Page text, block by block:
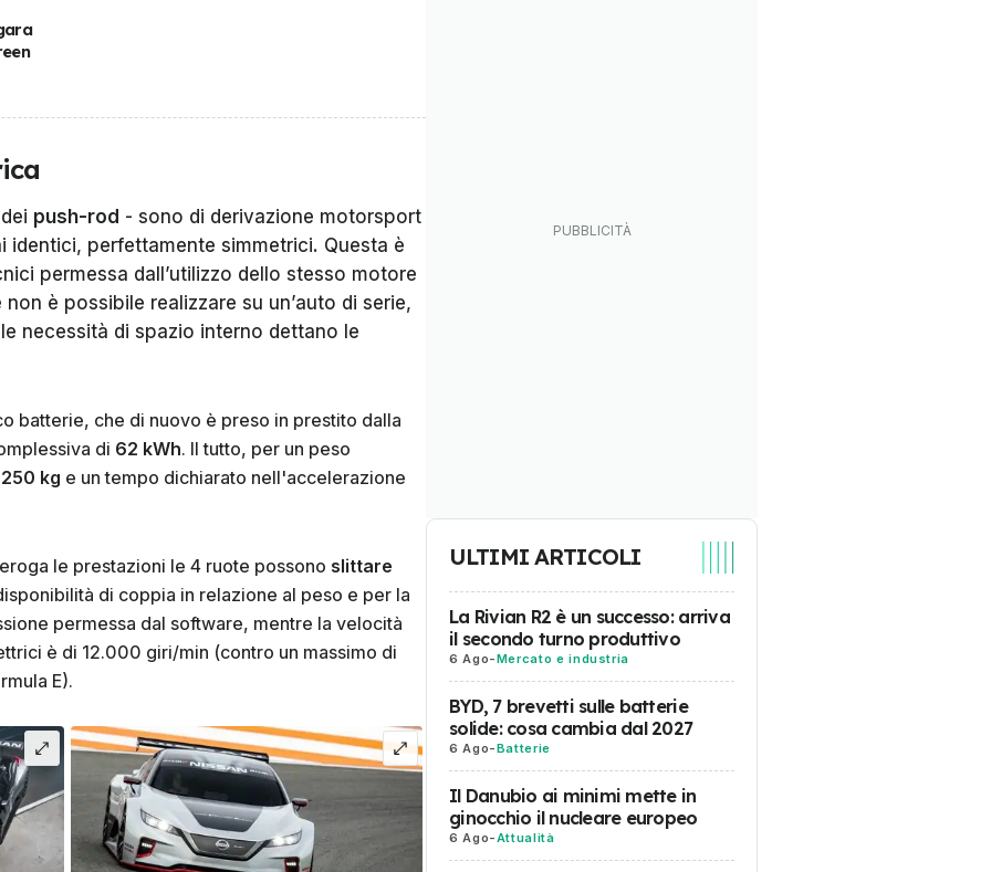
push-rod - sono di derivazione motorsport
perfettamente simmetrici. Questa è
permessa dall’utilizzo dello stesso motore
è possibile realizzare su un’auto di serie,
necessità di spazio interno dettano le
batterie, che di nuovo è preso in prestito dalla
di 62 kWh. Il tutto, per un peso
kg e un tempo dichiarato nell'accelerazione
le prestazioni le 4 ruote possono slittare
di coppia in relazione al peso e per la
permessa dal software, mentre la velocità
è di 12.000 giri/min (contro un massimo di
E).
ULTIMI ARTICOLI
La Rivian R2 è un successo: arriva
il secondo turno produttivo
6 Ago-Mercato e industria
BYD, 7 brevetti sulle batterie
solide: cosa cambia dal 2027
6 Ago-Batterie
Il Danubio ai minimi mette in
ginocchio il nucleare europeo
6 Ago-Attualità